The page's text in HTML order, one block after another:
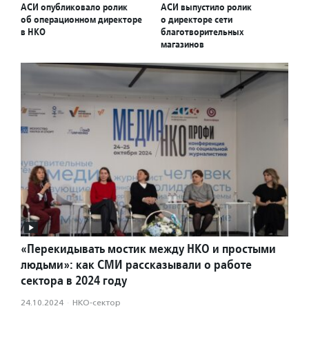
АСИ опубликовало ролик
об операционном директоре
в НКО
АСИ выпустило ролик
о директоре сети
благотворительных
магазинов
«Перекидывать мостик между НКО и простыми
людьми»: как СМИ рассказывали о работе
сектора в 2024 году
24.10.2024 · НКО-сектор